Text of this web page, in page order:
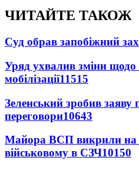
ЧИТАЙТЕ ТАКОЖ
Суд обрав запобіжний
Уряд ухвалив зміни щодо
мобілізації11515
Зеленський зробив заяву
переговори10643
Майора ВСП викрили на
військовому в СЗЧ10150